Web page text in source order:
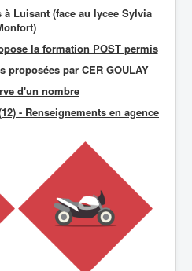
Luisant (face au lycee Sylvia
la formation POST permis
par CER GOULAY
d'un nombre
- Renseignements en agence